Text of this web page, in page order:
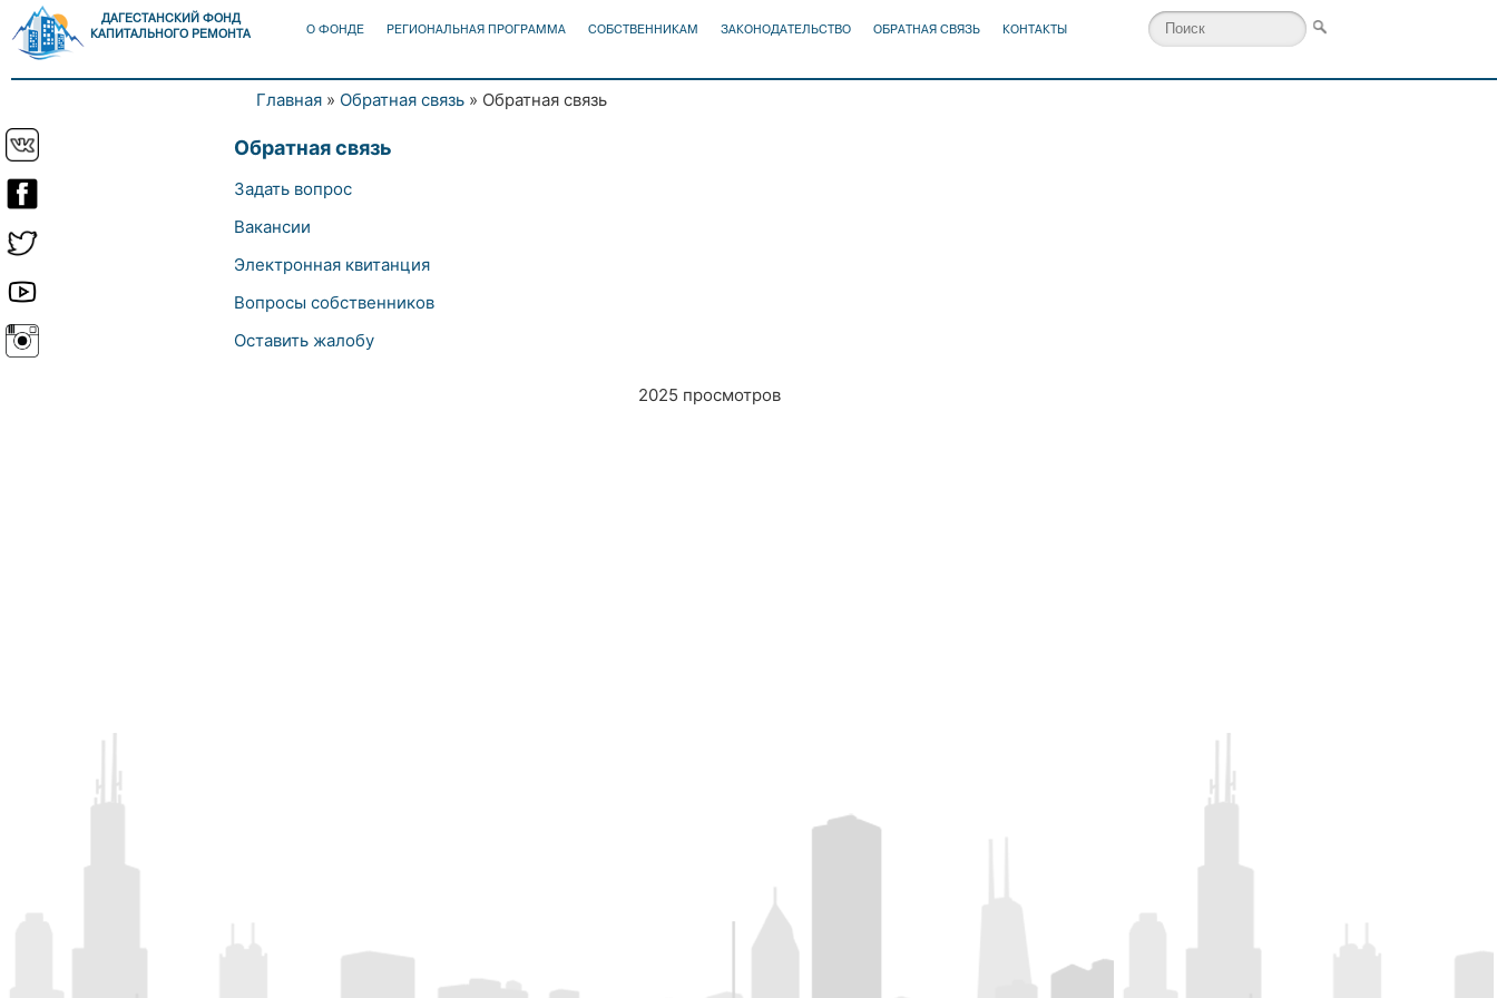
ДАГЕСТАНСКИЙ ФОНД
КАПИТАЛЬНОГО РЕМОНТА
О ФОНДЕ РЕГИОНАЛЬНАЯ ПРОГРАММА СОБСТВЕННИКАМ ЗАКОНОДАТЕЛЬСТВО ОБРАТНАЯ СВЯЗЬ КОНТАКТЫ
Главная» Обратная связь» Обратная связь
Обратная связь
Задать вопрос
Вакансии
Электронная квитанция
Вопросы собственников
Оставить жалобу
2025 просмотров